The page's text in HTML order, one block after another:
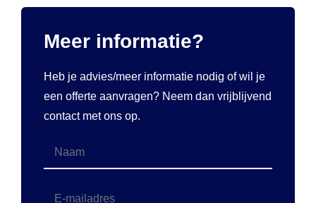
Meer informatie?
Heb je advies/meer informatie nodig of wil je
een offerte aanvragen? Neem dan vrijblijvend
contact met ons op.